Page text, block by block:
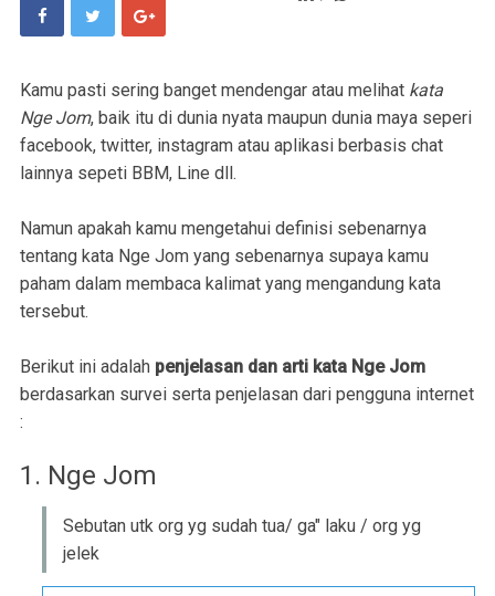
Kamu pasti sering banget mendengar atau melihat kata
Nge Jom, baik itu di dunia nyata maupun dunia maya seperi
facebook, twitter, instagram atau aplikasi berbasis chat
lainnya sepeti BBM, Line dll.
Namun apakah kamu mengetahui definisi sebenarnya
tentang kata Nge Jom yang sebenarnya supaya kamu
paham dalam membaca kalimat yang mengandung kata
tersebut.
Berikut ini adalah penjelasan dan arti kata Nge Jom
berdasarkan survei serta penjelasan dari pengguna internet
:
1. Nge Jom
Sebutan utk org yg sudah tua/ ga" laku / org yg
jelek